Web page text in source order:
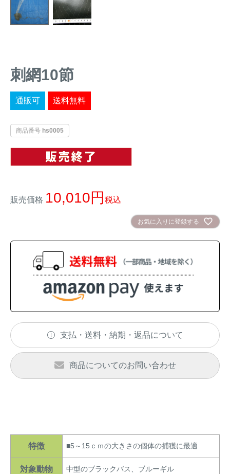
刺網10節
通販可 送料無料
商品番号 hs0005
販売価格 10,010 税込
お気に入りに登録する
支払・送料・納期・返品について
商品についてのお問い合わせ
特徴 ■5～15ｃｍの大きさの個体の捕獲に最適
対象動物 中型のブラックバス、ブルーギル
動物の種類から対策商品を選ぶ
シカ対策
サル対策
ハクビシン対策
アナグマ対策
ブラックバス・
閉じる